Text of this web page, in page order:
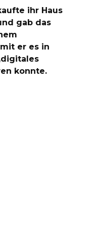
ihr Haus
gab das
er es in
konnte.